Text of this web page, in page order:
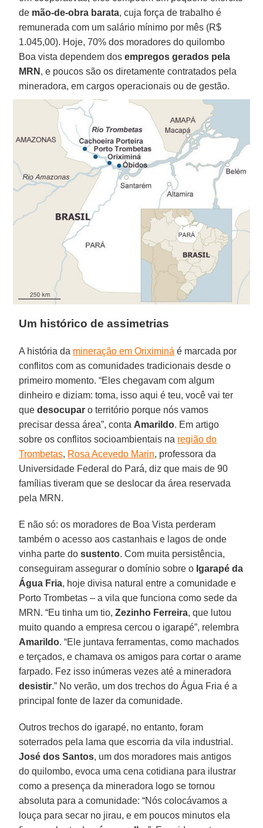
de mão-de-obra barata, cuja força de trabalho é
remunerada com um salário mínimo por mês (R$
1.045,00). Hoje, 70% dos moradores do quilombo
Boa vista dependem dosempregos gerados pela
MRN , e poucos são os diretamente contratados pela
mineradora, em cargos operacionais ou de gestão.
Um histórico de assimetrias
A história da mineração em Oriximiná é marcada por
conflitos com as comunidades tradicionais desde o
primeiro momento. “Eles chegavam com algum
dinheiro e diziam: toma, isso aqui é teu, você vai ter
quedesocupar o território porque nós vamos
precisar dessa área”, conta Amarildo. Em artigo
sobre os conflitos socioambientais na região do
Trombetas, Rosa Acevedo Marin, professora da
Universidade Federal do Pará, diz que mais de 90
famílias tiveram que se deslocar da área reservada
pela MRN.
E não só: os moradores de Boa Vista perderam
também o acesso aos castanhais e lagos de onde
vinha parte dosustento. Com muita persistência,
conseguiram assegurar o domínio sobre o Igarapé da
Água Fria, hoje divisa natural entre a comunidade e
Porto Trombetas – a vila que funciona como sede da
MRN. “Eu tinha um tio,Zezinho Ferreira, que lutou
muito quando a empresa cercou o igarapé”, relembra
Amarildo. “Ele juntava ferramentas, como machados
e terçados, e chamava os amigos para cortar o arame
farpado. Fez isso inúmeras vezes até a mineradora
desistir.” No verão, um dos trechos do Água Fria é a
principal fonte de lazer da comunidade.
Outros trechos do igarapé, no entanto, foram
soterrados pela lama que escorria da vila industrial.
José dos Santos, um dos moradores mais antigos
do quilombo, evoca uma cena cotidiana para ilustrar
como a presença da mineradora logo se tornou
absoluta para a comunidade: “Nós colocávamos a
louça para secar no jirau, e em poucos minutos ela